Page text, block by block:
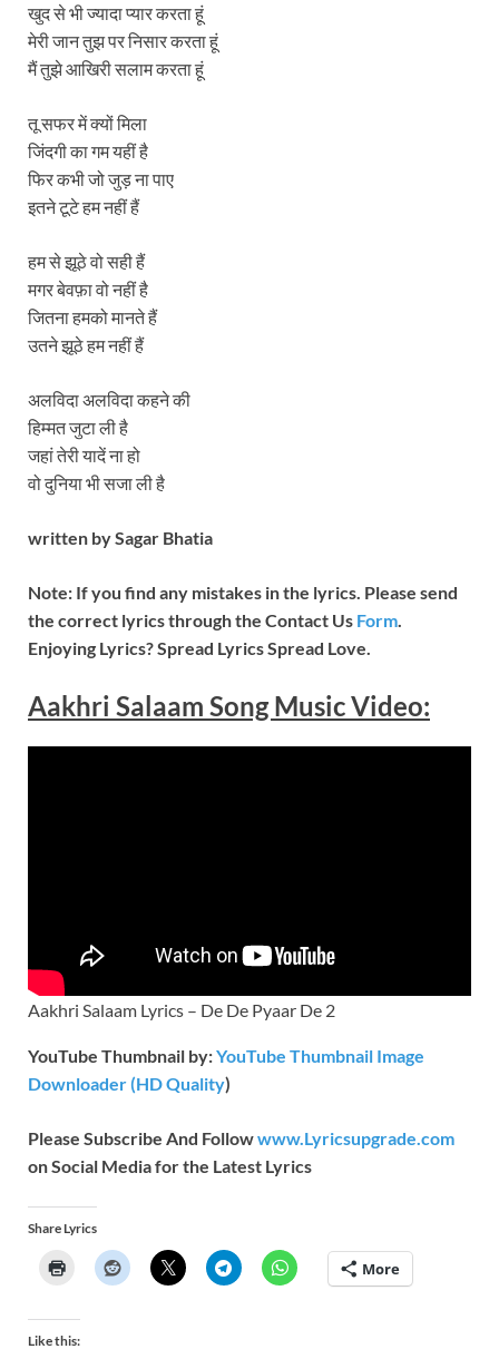
खुद से भी ज्यादा प्यार करता हूं
मेरी जान तुझ पर निसार करता हूं
मैं तुझे आखिरी सलाम करता हूं
तू सफर में क्यों मिला
जिंदगी का गम यहीं है
फिर कभी जो जुड़ ना पाए
इतने टूटे हम नहीं हैं
हम से झूठे वो सही हैं
मगर बेवफ़ा वो नहीं है
जितना हमको मानते हैं
उतने झूठे हम नहीं हैं
अलविदा अलविदा कहने की
हिम्मत जुटा ली है
जहां तेरी यादें ना हो
वो दुनिया भी सजा ली है
written by Sagar Bhatia
Note: If you find any mistakes in the lyrics. Please send
the correct lyrics through the Contact Us Form
Enjoying Lyrics? Spread Lyrics Spread Love.
Aakhri Salaam Song MusicVideo:
Aakhri Salaam Lyrics – De De Pyaar De 2
YouTube Thumbnail by:YouTube Thumbnail Image
Downloader (HD Quality)
Please Subscribe And Followwww.Lyricsupgrade.com
on Social Media for the Latest Lyrics
Share Lyrics
More
Like this: